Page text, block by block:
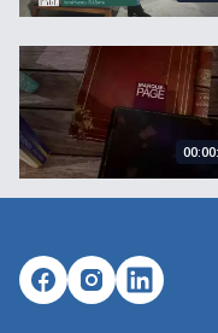
Marque-page - La